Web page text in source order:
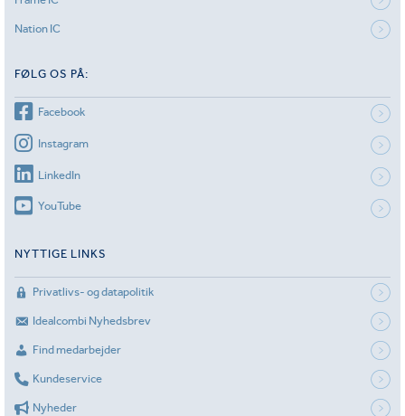
Nation IC
FØLG OS PÅ:
Facebook
Instagram
LinkedIn
YouTube
NYTTIGE LINKS
Privatlivs- og datapolitik
Idealcombi Nyhedsbrev
Find medarbejder
Kundeservice
Nyheder